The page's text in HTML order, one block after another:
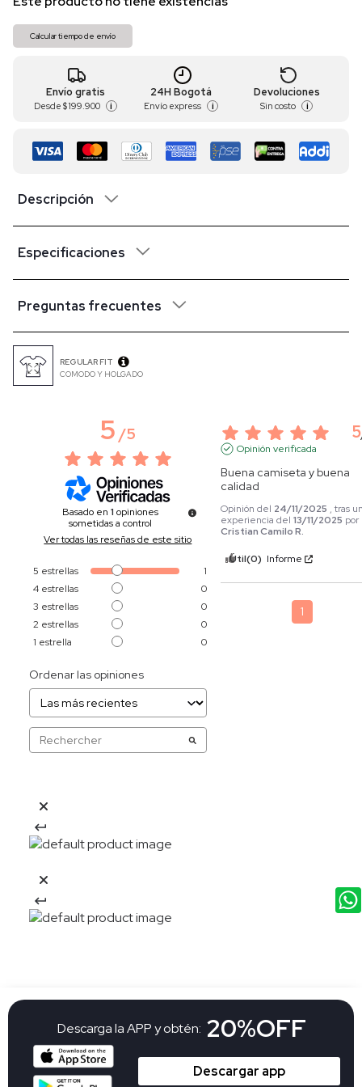
Calcular tiempo de envío
Envío gratis
Desde $ 199.900 i
24H Bogotá
Envío express i
Devoluciones
Sin costo i
Descripción
Especificaciones
Preguntas frecuentes
REGULAR FIT
COMODO Y HOLGADO
5/5
Basado en1 opiniones
sometidas a control
Ver todas las reseñas de este sitio
5 estrellas
1
4 estrellas
0
3 estrellas
0
2 estrellas
0
1 estrella 0
Ordenar las opiniones
5
Opinión verificada
Buena camiseta y buena
calidad
Opinión del 24/11/2025 , tras
experiencia del13/11/2025 por
Cristian Camilo R.
Útil(0) Informe
1
Descarga la APP y obtén: 20%OFF
Descargar app